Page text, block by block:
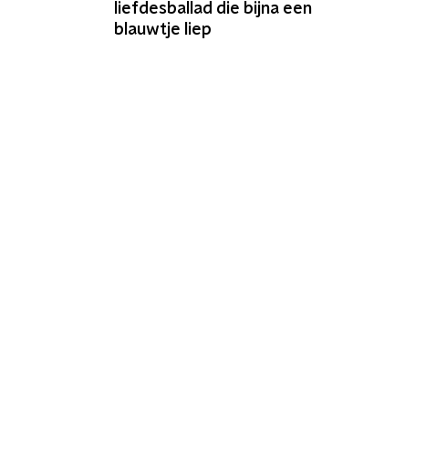
liefdesballad die bijna een
blauwtje liep